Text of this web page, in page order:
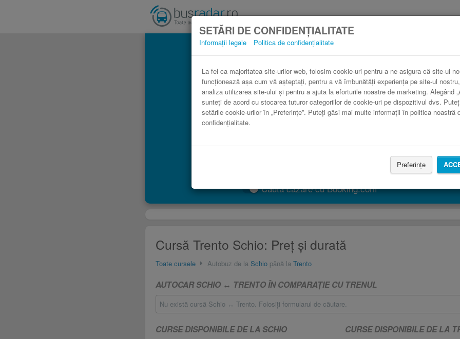
SETĂRI DE CONFIDENȚIALITATE
Informații legale Politica de confidențialitate
La fel ca majoritatea site-urilor web, folosim cookie-uri pentru a ne asigura că site-ul
funcționează așa cum vă așteptați, pentru a vă îmbunătăți experiența pe site-ul
analiza utilizarea site-ului și pentru a ajuta la eforturile noastre de marketing. Alegând
sunteți de acord cu stocarea tuturor categoriilor de cookie-uri pe dispozitivul dvs.
setările cookie-urilor în „Preferințe”. Puteți găsi mai multe informații în politica noastră
confidențialitate.
Preferințe
Autocar Schio Trento în comparaţie cu trenul.
Caută cazare cu Booking.com
Cursă Trento Schio: Preţ și durată
Toate cursele Autobuz de la Schio până la Trento
AUTOCAR SCHIO ↔ TRENTO ÎN COMPARAŢIE CU TRENUL
Nu există cursă Schio ↔ Trento. Folosiţi formularul de căutare.
CURSE DISPONIBILE DE LA SCHIO CURSE DISPONIBILE DE LA